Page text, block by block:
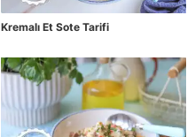
Kremalı Et Sote Tarifi